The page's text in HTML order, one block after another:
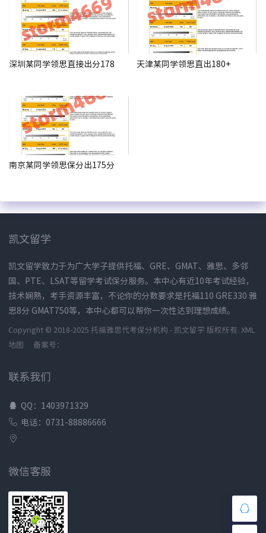
深圳某同学领思直接出分178 天津某同学领思直出180+
南京某同学领思保分出175分
凯文留学
凯文留学致力于为广大学子提供托福、GRE、GMAT、雅思、多邻
国、PTE、LSAT等留学考试保分服务。本中心有近10年考试经验，
技术娴熟，考手资源丰富，不论你的分数要求是托福110 GRE330 雅
思8分 GMAT750等，本中心都可以帮你一次性达到理想成绩。
Copyright © 2018-2025 托福雅思代考保分机构 - 凯文留学 版权所有. XML
地图
备案号：
联系我们
QQ：1403971329
电话：0731-88886666
微信客服